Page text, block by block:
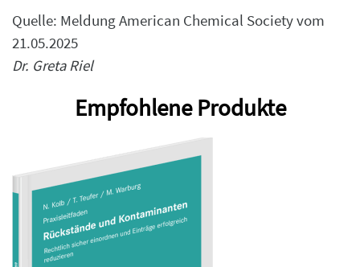
Quelle: Meldung American Chemical Society vom
21.05.2025
Dr. Greta Riel
Empfohlene Produkte